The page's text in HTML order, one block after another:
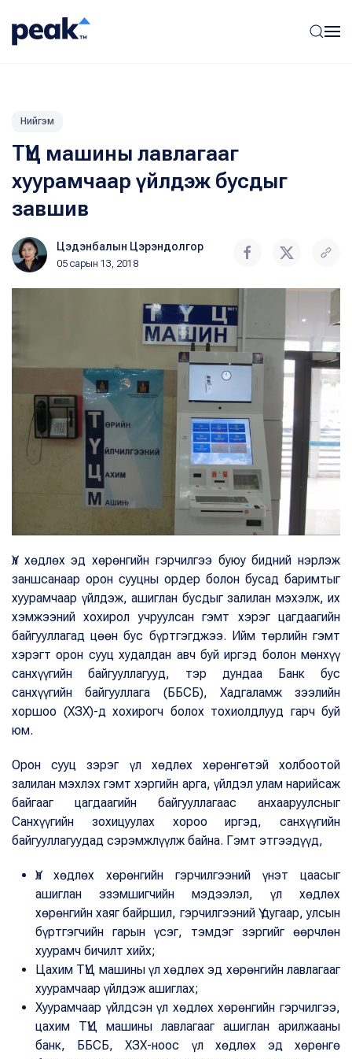
Нийгэм
ТҮЦ машины лавлагааг
хуурамчаар үйлдэж бусдыг
завшив
Цэдэнбалын Цэрэндолгор
05 сарын 13, 2018
Үл хөдлөх эд хөрөнгийн гэрчилгээ буюу бидний нэрлэж
заншсанаар орон сууцны ордер болон бусад баримтыг
хуурамчаар үйлдэж, ашиглан бусдыг залилан мэхэлж, их
хэмжээний хохирол учруулсан гэмт хэрэг цагдаагийн
байгууллагад цөөн бус бүртгэгджээ. Ийм төрлийн гэмт
хэрэгт орон сууц худалдан авч буй иргэд болон мөнхүү
санхүүгийн байгууллагууд, тэр дундаа Банк бус
санхүүгийн байгууллага (ББСБ), Хадгаламж зээлийн
хоршоо (ХЗХ)-д хохирогч болох тохиолдлууд гарч буй
юм.
Орон сууц зэрэг үл хөдлөх хөрөнгөтэй холбоотой
залилан мэхлэх гэмт хэргийн арга, үйлдэл улам нарийсаж
байгааг цагдаагийн байгууллагаас анхааруулсныг
Санхүүгийн зохицуулах хороо иргэд, санхүүгийн
байгууллагуудад сэрэмжлүүлж байна. Гэмт этгээдүүд,
Үл хөдлөх хөрөнгийн гэрчилгээний үнэт цаасыг
ашиглан эзэмшигчийн мэдээлэл, үл хөдлөх
хөрөнгийн хаяг байршил, гэрчилгээний Ү дугаар, улсын
бүртгэгчийн гарын үсэг, тэмдэг зэргийг өөрчлөн
хуурамч бичилт хийх;
Цахим ТҮЦ машины үл хөдлөх эд хөрөнгийн лавлагааг
хуурамчаар үйлдэж ашиглах;
Хуурамчаар үйлдсэн үл хөдлөх хөрөнгийн гэрчилгээ,
цахим ТҮЦ машины лавлагааг ашиглан арилжааны
банк, ББСБ, ХЗХ-ноос үл хөдлөх эд хөрөнгө